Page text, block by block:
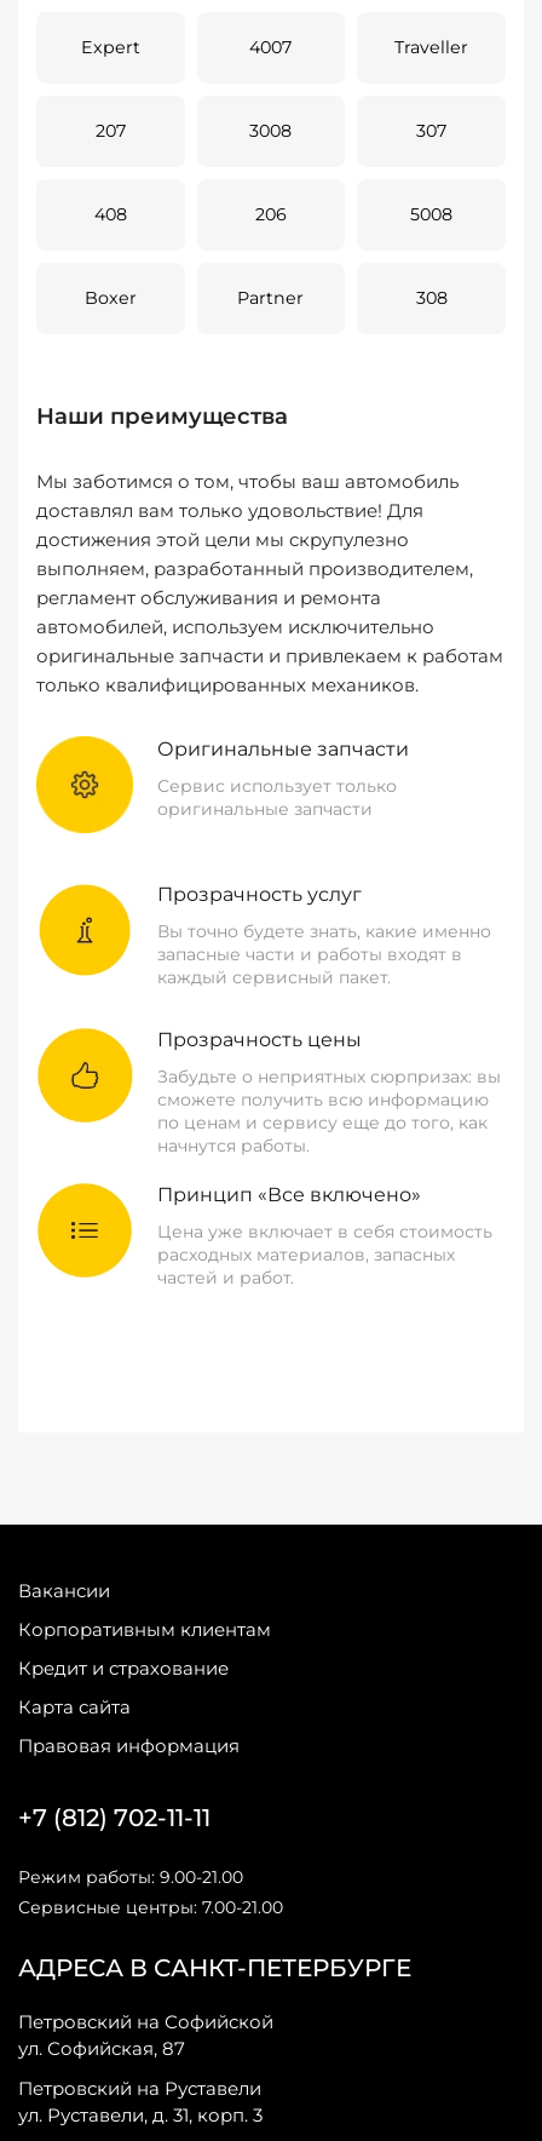
Expert 4007 Traveller
207 3008 307
408 206 5008
Boxer Partner 308
Наши преимущества
Мы заботимся о том, чтобы ваш автомобиль
доставлял вам только удовольствие! Для
достижения этой цели мы скрупулезно
выполняем, разработанный производителем,
регламент обслуживания и ремонта
автомобилей, используем исключительно
оригинальные запчасти и привлекаем к работам
только квалифицированных механиков.
Оригинальные запчасти
Сервис использует только
оригинальные запчасти
Прозрачность услуг
Вы точно будете знать, какие именно
запасные части и работы входят в
каждый сервисный пакет.
Прозрачность цены
Забудьте о неприятных сюрпризах: вы
сможете получить всю информацию
по ценам и сервису еще до того, как
начнутся работы.
Принцип «Все включено»
Цена уже включает в себя стоимость
расходных материалов, запасных
частей и работ.
Вакансии
Корпоративным клиентам
Кредит и страхование
Карта сайта
Правовая информация
АДРЕСА В САНКТ-ПЕТЕРБУРГЕ
Петровский на Софийской
ул. Софийская, 87
Петровский на Руставели
ул. Руставели, д. 31, корп. 3
+7 (812) 702-11-11
Режим работы: 9.00-21.00
Сервисные центры: 7.00-21.00